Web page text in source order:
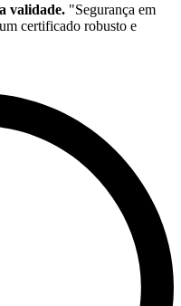
validade. "Segurança em
certificado robusto e